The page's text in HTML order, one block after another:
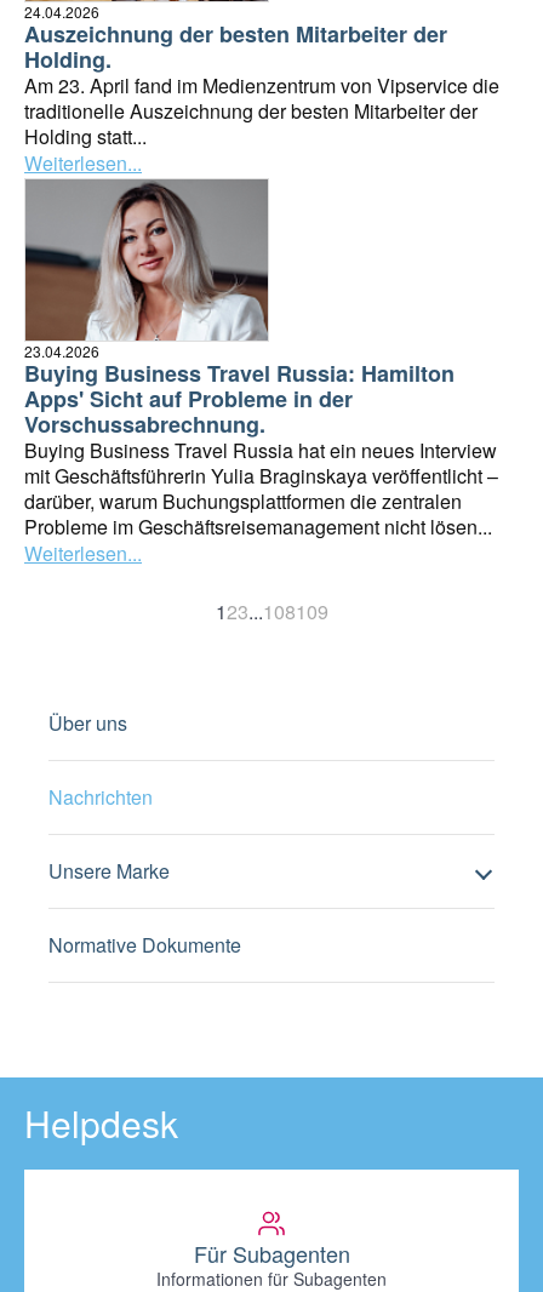
Auszeichnung der besten Mitarbeiter der
Holding.
Am 23. April fand im Medienzentrum von Vipservice die
traditionelle Auszeichnung der besten Mitarbeiter der
Holding statt...
24.04.2026
Weiterlesen...
Buying Business Travel Russia: Hamilton
Apps' Sicht auf Probleme in der
Vorschussabrechnung.
Buying Business Travel Russia hat ein neues Interview
mit Geschäftsführerin Yulia Braginskaya veröffentlicht –
darüber, warum Buchungsplattformen die zentralen
Probleme im Geschäftsreisemanagement nicht lösen...
23.04.2026
Weiterlesen...
123...108109
Über uns
Nachrichten
Unsere Marke
Normative Dokumente
Helpdesk
Für Subagenten
Informationen für Subagenten